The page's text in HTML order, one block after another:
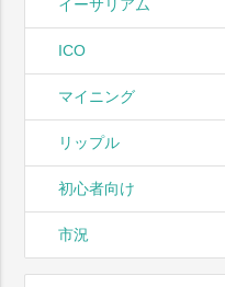
イーサリアム
ICO
マイニング
リップル
初心者向け
市況